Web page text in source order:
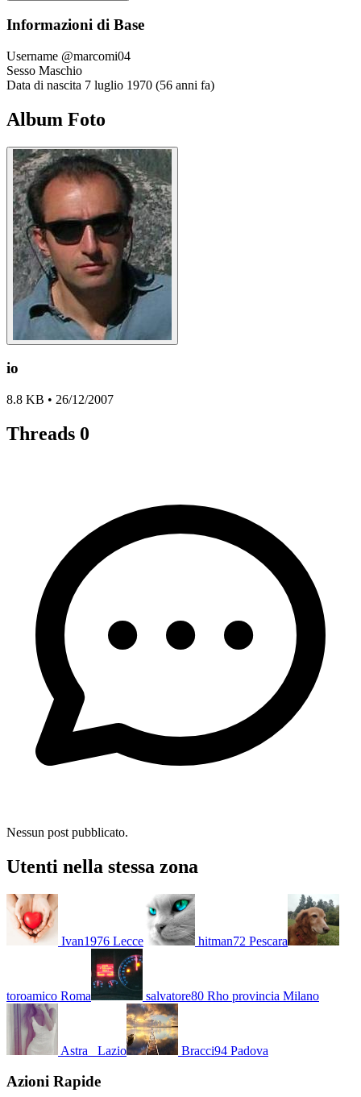
Informazioni di Base
Username @marcomi04
Sesso Maschio
Data di nascita 7 luglio 1970 (56 anni fa)
Album Foto
io
8.8 KB • 26/12/2007
Threads 0
Nessun post pubblicato.
Utenti nella stessa zona
Ivan1976 Lecce hitman72 Pescara
toroamico Roma salvatore80 Rho provincia Milano
Astra_ Lazio Bracci94 Padova
Azioni Rapide